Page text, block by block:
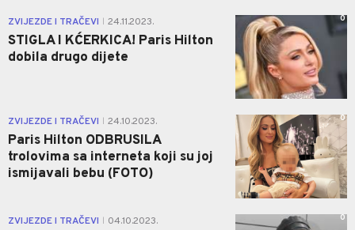
ZVIJEZDE I TRAČEVI 24.11.2023.
STIGLA I KĆERKICA! Paris Hilton
dobila drugo dijete
0
ZVIJEZDE I TRAČEVI 24.10.2023.
Paris Hilton ODBRUSILA
trolovima sa interneta koji su joj
ismijavali bebu (FOTO)
0
ZVIJEZDE I TRAČEVI 04.10.2023. 0